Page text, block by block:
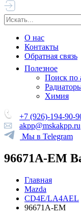
О нас
Контакты
Обратная связь
Полезное
Поиск по
Химия
+7 (926)-194-90-
akpp@mskakpp.ru
Мы в Telegram
96671A-EM
Главная
Mazda
CD4E/LA4AEL
96671A-EM